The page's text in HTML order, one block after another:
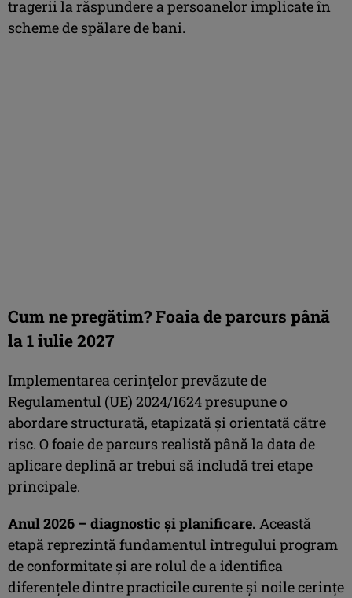
tragerii la răspundere a persoanelor implicate în
scheme de spălare de bani.
Cum ne pregătim? Foaia de parcurs până
la 1 iulie 2027
Implementarea cerințelor prevăzute de
Regulamentul (UE) 2024/1624 presupune o
abordare structurată, etapizată și orientată către
risc. O foaie de parcurs realistă până la data de
aplicare deplină ar trebui să includă trei etape
principale.
Anul 2026 – diagnostic și planificare. Această
etapă reprezintă fundamentul întregului program
de conformitate și are rolul de a identifica
diferențele dintre practicile curente și noile cerințe